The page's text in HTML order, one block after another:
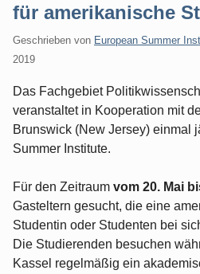
für amerikanische
Geschrieben von European Summer
2019
Das Fachgebiet
veranstaltet in Kooperation mit
Brunswick (New Jersey) einmal
Summer Institute.
Für den Zeitraum vom 20. Mai
Gasteltern gesucht, die eine
Studentin oder Studenten bei
Die Studierenden besuchen
Kassel regelmäßig ein